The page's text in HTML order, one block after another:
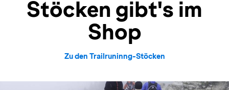
Stöcken gibt's im
Shop
Zu den Trailruninng-Stöcken